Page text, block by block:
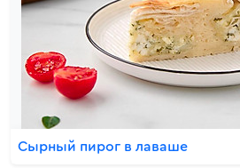
Сырный пирог в лаваше